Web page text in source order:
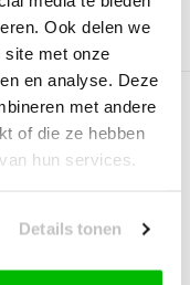
Ook delen we
site met onze
en analyse. Deze
met andere
of die ze hebben
hun services.
Details tonen
Zwar...